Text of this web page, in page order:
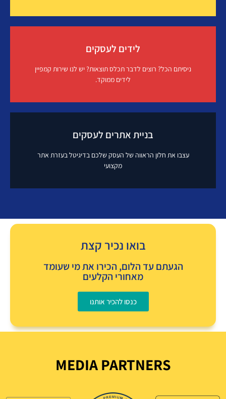
איך זה עובד?
לידים לעסקים
ניסיתם הכל? רוצים לדבר תכלס תוצאות? יש לנו שירות קמפיין
לידים ממוקד.
איך זה עובד?
בניית אתרים לעסקים
עצבו את חלון הראווה של העסק שלכם בדיגיטל בעזרת אתר
מקצועי
בואו נכיר קצת
הגעתם עד הלום, הכירו את מי שעומד
מאחורי הקלעים
כנסו להכיר אותנו
MEDIA PARTNERS